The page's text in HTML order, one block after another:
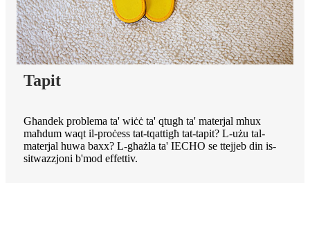
Tapit
Għandek problema ta' wiċċ ta' qtugħ ta' materjal mhux
maħdum waqt il-proċess tat-tqattigħ tat-tapit? L-użu tal-
materjal huwa baxx? L-għażla ta' IECHO se ttejjeb din is-
sitwazzjoni b'mod effettiv.